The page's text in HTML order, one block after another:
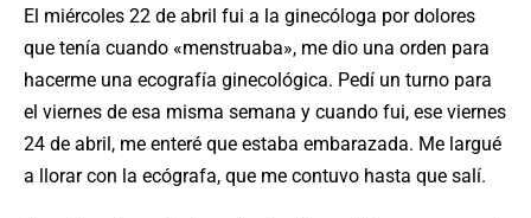
El miércoles 22 de abril fui a la ginecóloga por dolores
que tenía cuando «menstruaba», me dio una orden para
hacerme una ecografía ginecológica. Pedí un turno para
el viernes de esa misma semana y cuando fui, ese viernes
24 de abril, me enteré que estaba embarazada. Me largué
a llorar con la ecógrafa, que me contuvo hasta que salí.